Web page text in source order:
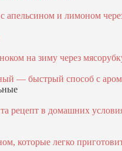
апельсином и лимоном
на зиму через
— быстрый способ с
рецепт в домашних
которые легко